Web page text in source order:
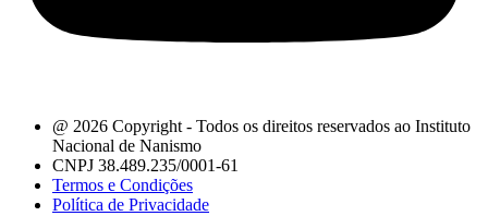
@ 2026 Copyright - Todos os direitos reservados ao Instituto
Nacional de Nanismo
CNPJ 38.489.235/0001-61
Termos e Condições
Política de Privacidade